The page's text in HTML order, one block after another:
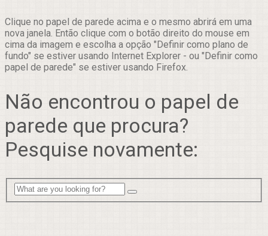
Clique no papel de parede acima e o mesmo abrirá em uma
nova janela. Então clique com o botão direito do mouse em
cima da imagem e escolha a opção "Definir como plano de
fundo" se estiver usando Internet Explorer - ou "Definir como
papel de parede" se estiver usando Firefox.
Não encontrou o papel de
parede que procura?
Pesquise novamente: